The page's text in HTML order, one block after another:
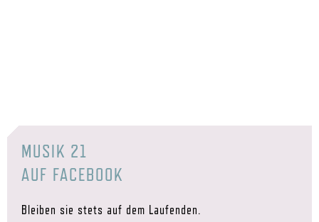
MUSIK 21
AUF FACEBOOK
Bleiben sie stets auf dem Laufenden.